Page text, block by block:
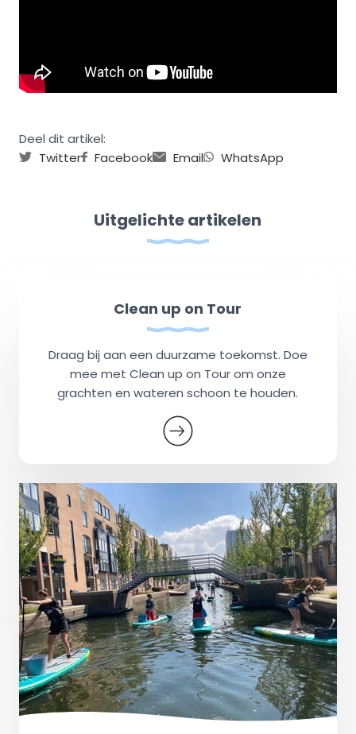
Deel dit artikel:
Twitter
Facebook Email WhatsApp
Uitgelichte artikelen
Clean up on Tour
Draag bij aan een duurzame toekomst. Doe
mee met Clean up on Tour om onze
grachten en wateren schoon te houden.